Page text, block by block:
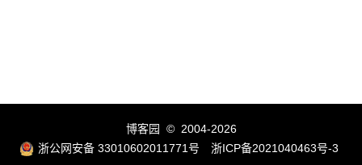
博客园
© 2004-2026
浙公网安备 33010602011771号
浙ICP备2021040463号-3